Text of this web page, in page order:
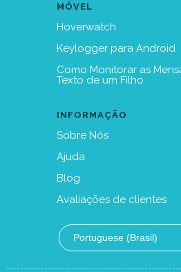
MÓVEL
Hoverwatch
Keylogger para Android
Como Monitorar as
Texto de um Filho
INFORMAÇÃO
Sobre Nós
Ajuda
Blog
Avaliações de clientes